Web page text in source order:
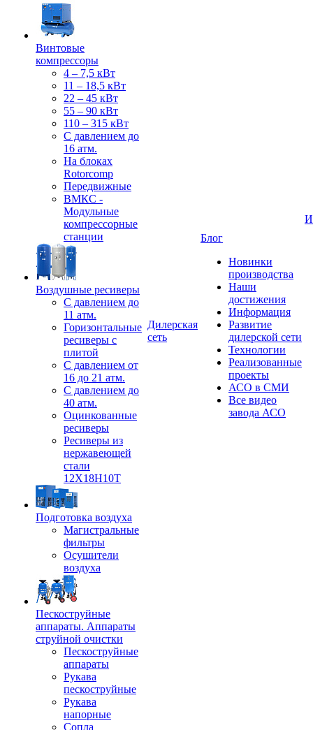
Винтовые
компрессоры
4 – 7,5 кВт
11 – 18,5 кВт
22 – 45 кВт
55 – 90 кВт
110 – 315 кВт
С давлением до
16 атм.
На блоках
Rotorcomp
Передвижные
ВМКС -
Модульные
компрессорные
станции
Воздушные ресиверы
С давлением до
11 атм.
Горизонтальные
ресиверы с
плитой
С давлением от
16 до 21 атм.
С давлением до
40 атм.
Оцинкованные
ресиверы
Ресиверы из
нержавеющей
стали
12Х18Н10Т
Подготовка воздуха
Магистральные
фильтры
Осушители
воздуха
Пескоструйные
аппараты. Аппараты
струйной очистки
Пескоструйные
аппараты
Рукава
пескоструйные
Рукава
напорные
Сопла
Дилерская
сеть
Блог
Новинки
производства
Наши
достижения
Информация
Развитие
дилерской сети
Технологии
Реализованные
проекты
АСО в СМИ
Все видео
завода АСО